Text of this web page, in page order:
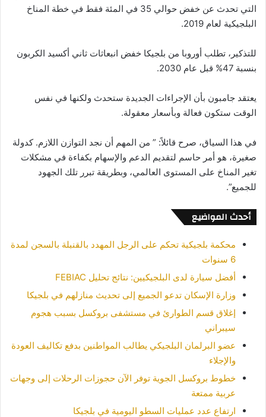
التي تحدث عن خفض حوالي 35 في المئة فقط في خطة المناخ
البلجيكية لعام 2019.
للتذكير، تطلب أوروبا من بلجيكا خفض انبعاثات ثاني أكسيد الكربون
بنسبة 47% قبل عام 2030.
يعتقد جامبون بأن الإجراءات الجديدة ستحدث ولكنها في نفس
الوقت ستكون فعالة وبأسعار معقولة.
في هذا السياق، صرح قائلاً: ” من المهم أن نجد التوازن اللازم. كدولة
صغيرة، هو أمر حاسم لتقديم الدعم والإسهام بكفاءة في مشكلات
تغير المناخ على المستوى العالمي، وبطريقة تبرر تلك الجهود
للجميع”.
أحدث المواضيع
محكمة بلجيكية تحكم على الرجل المهدد بالقنبلة بالسجن لمدة
6 سنوات
أفضل سيارة لدى البلجيكيين: نتائج تحليل FEBIAC
وزارة الإسكان تدعو الجميع إلى تحديث منازلهم في بلجيكا
إغلاق قسم الطوارئ في مستشفى بروكسل بسبب هجوم
سيبراني
عضو البرلمان البلجيكي يطالب المواطنين بدفع تكاليف العودة
والإجلاء
خطوط بروكسل الجوية توفر الآن حجوزات الرحلات إلى وجهات
عربية ممتعة
ارتفاع عدد عمليات السطو اليومية في بلجيكا